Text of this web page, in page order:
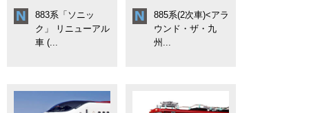
883系「ソニッ
ク」 リニューアル
車 (...
885系(2次車)<アラ
ウンド・ザ・九
州...